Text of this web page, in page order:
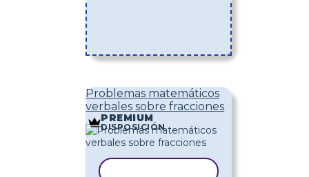
Problemas matemáticos
verbales sobre fracciones
PREMIUM
DISPOSICIÓN